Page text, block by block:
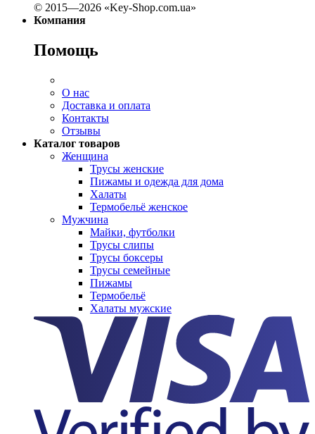
© 2015—2026 «Key-Shop.com.ua»
Компания
Помощь
О нас
Доставка и оплата
Контакты
Отзывы
Каталог товаров
Женщина
Трусы женские
Пижамы и одежда для дома
Халаты
Термобельё женское
Мужчина
Майки, футболки
Трусы слипы
Трусы боксеры
Трусы семейные
Пижамы
Термобельё
Халаты мужские